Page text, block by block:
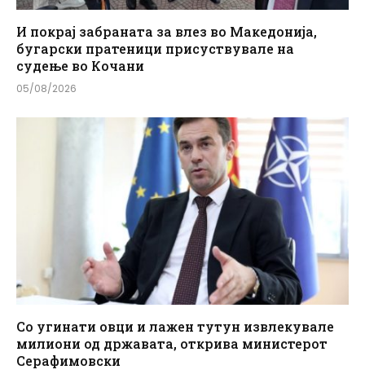
И покрај забраната за влез во Македонија,
бугарски пратеници присуствувале на
судење во Кочани
05/08/2026
Со угинати овци и лажен тутун извлекувале
милиони од државата, открива министерот
Серафимовски